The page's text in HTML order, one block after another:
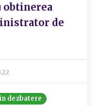
obtinerea
de
dezbatere